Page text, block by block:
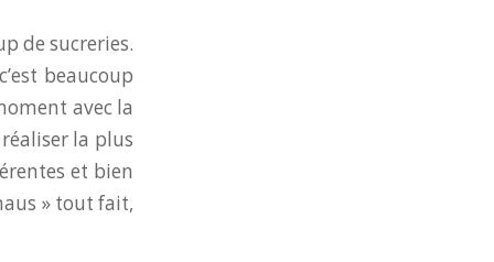
de sucreries.
beaucoup
avec la
la plus
et bien
» tout fait,